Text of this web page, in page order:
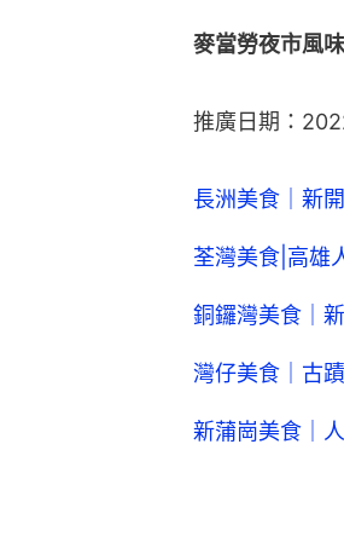
麥當勞夜市風
推廣日期：
長洲美食｜新
荃灣美食|高雄
銅鑼灣美食｜
灣仔美食｜古
新蒲崗美食｜